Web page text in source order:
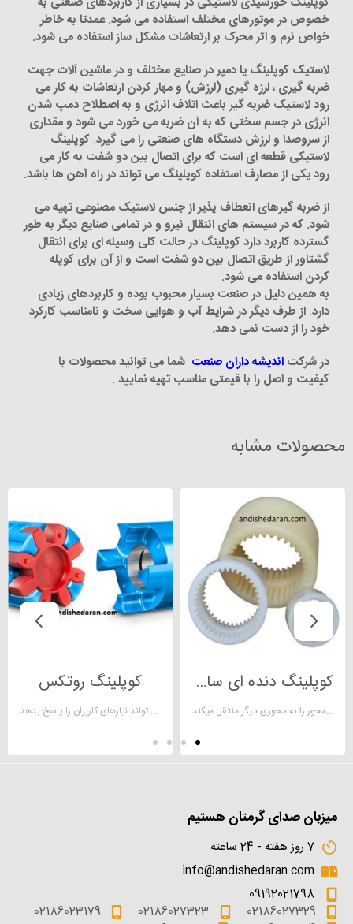
خصوص در موتورهای مختلف استفاده می شود. عمدتا به خاطر
خواص نرم و اثر محرک بر ارتعاشات مشکل ساز استفاده می شود.
لاستیک کوپلینگ یا دمپر در صنایع مختلف و در ماشین آلات جهت
ضربه گیری ، لرزه گیری (لرزش) و مهار کردن ارتعاشات به کار می
رود لاستیک ضربه گیر باعث اتلاف انرژی و به اصطلاح دمپ شدن
انرژی در جسم سختی که به آن ضربه می خورد می شود و مقداری
از سروصدا و لرزش دستگاه های صنعتی را می گیرد. کوپلینگ
لاستیکی قطعه ای است که برای اتصال بین دو شفت به کار می
رود یکی از مصارف استفاده کوپلینگ می تواند در راه آهن ها باشد.
از ضربه گیرهای انعطاف پذیر از جنس لاستیک مصنوعی تهیه می
شود. که در سیستم های انتقال نیرو و در تمامی صنایع دیگر به طور
گسترده کاربرد دارد کوپلینگ در حالت کلی وسیله ای برای انتقال
گشتاور از طریق اتصال بین دو شفت است و از آن برای کوپله
کردن استفاده می شود.
به همین دلیل در صنعت بسیار محبوب بوده و کاربردهای زیادی
دارد. از طرف دیگر در شرایط آب و هوایی سخت و نامناسب کارکرد
خود را از دست نمی دهد.
در شرکت اندیشه داران صنعت شما می توانید محصولات با
کیفیت و اصل را با قیمتی مناسب تهیه نمایید .
محصولات مشابه
کوپلینگ دنده ای سایز 280
کوپلینگ دنده ای تجهیزی است که حرکت دورانی یک محور را به محوری دیگر منتقل میکند
کوپلینگ روتکس
کوپلینگ روتکس جزو محصولات با کیفیت است که هم در صنایع سنگین به کار گرفته می شود و هم در مصارف عمومی می تواند نیازهای کاربران را پاسخ بدهد.
میزبان صدای گرمتان هستیم
7 روز هفته - 24 ساعته
info@andishedaran.com
09192021798
02186027329
02186027323
02186023179